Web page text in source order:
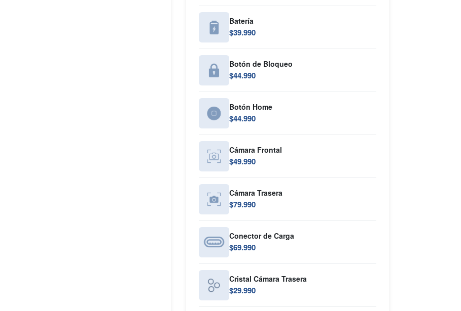
Batería
$39.990
Botón de Bloqueo
$44.990
Botón Home
$44.990
Cámara Frontal
$49.990
Cámara Trasera
$79.990
Conector de Carga
$69.990
Cristal Cámara Trasera
$29.990